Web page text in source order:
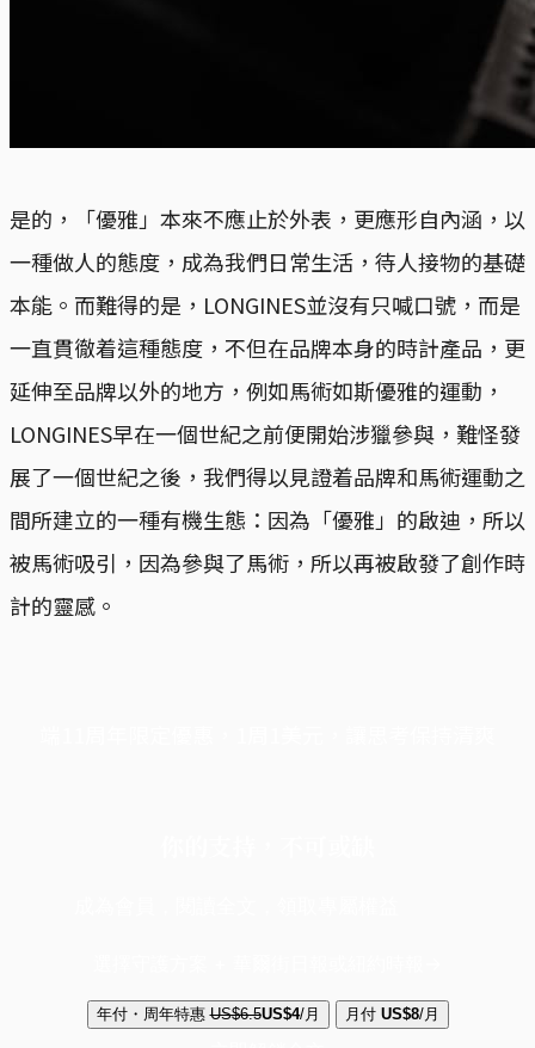
是的，「優雅」本來不應止於外表，更應形自內涵，以
一種做人的態度，成為我們日常生活，待人接物的基礎
本能。而難得的是，LONGINES並沒有只喊口號，而是
一直貫徹着這種態度，不但在品牌本身的時計產品，更
延伸至品牌以外的地方，例如馬術如斯優雅的運動，
LONGINES早在一個世紀之前便開始涉獵參與，難怪發
展了一個世紀之後，我們得以見證着品牌和馬術運動之
間所建立的一種有機生態：因為「優雅」的啟迪，所以
被馬術吸引，因為參與了馬術，所以再被啟發了創作時
計的靈感。
年付・周年特惠 US$6.5US$4/月 月付 US$8/月